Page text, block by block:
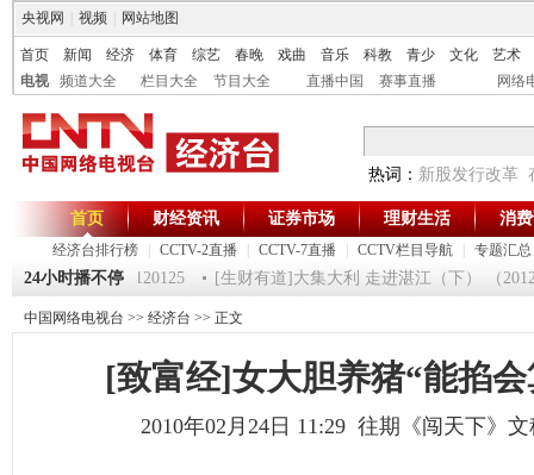
央视网 视频 网站地图
首页 新闻 经济 体育 综艺 春晚 戏曲 音乐 科教 青少 文化
艺术
电视
频道大全 栏目大全 节目大全 直播中国 赛事直播 网络
热词： 新股发行改革
首页
经济台排行榜 CCTV-2直播 CCTV-7直播 CCTV栏目导航 专题汇总
财经资讯 证券市场 理财生活 消
24小时播不停
第一时间》 20120125 [生财有道]大集大利 走进湛江（下） （
中国网络电视台 >> 经济台 >> 正文
[致富经]女大胆养猪“能掐会
2010年02月24日 11:29 往期《闯天下》